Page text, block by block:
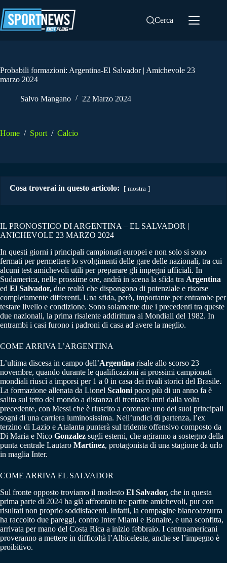
al
contenuto
Cerca
Probabili formazioni: Argentina-El Salvador | Amichevole 23
marzo 2024
Salvo Mangano 22 Marzo 2024
Home / Sport / Calcio
Cosa troverai in questo articolo: mostra
IL PRONOSTICO DI ARGENTINA – EL SALVADOR |
ANICHEVOLE 23 MARZO 2024
In questi giorni i principali campionati europei e non solo si sono
fermati per permettere lo svolgimenti delle gare delle nazionali, tra cui
alcuni test amichevoli utili per preparare gli impegni ufficiali. In
Sudamerica, nelle prossime ore, andrà in scena la sfida tra Argentina
ed El Salvador, due realtà che dispongono di potenziale e risorse
completamente differenti. Una sfida, però, importante per entrambe per
testare livello e condizione. Sono solamente due i precedenti tra queste
due nazionali, la prima risalente addirittura ai Mondiali del 1982. In
entrambi i casi furono i padroni di casa ad avere la meglio.
COME ARRIVA L’ARGENTINA
L’ultima discesa in campo dell’Argentina risale allo scorso 23
novembre, quando durante le qualificazioni ai prossimi campionati
mondiali riuscì a imporsi per 1 a 0 in casa dei rivali storici del Brasile.
La formazione allenata da Lionel Scaloni poco più di un anno fa è
salita sul tetto del mondo a distanza di trentasei anni dalla volta
precedente, con Messi che è riuscito a coronare uno dei suoi principali
sogni di una carriera luminosissima. Nell’undici di partenza, l’ex
terzino di Lazio e Atalanta punterà sul tridente offensivo composto da
Di Maria e Nico Gonzalez sugli esterni, che agiranno a sostegno della
punta centrale Lautaro Martinez, protagonista di una stagione da urlo
in maglia Inter.
COME ARRIVA EL SALVADOR
Sul fronte opposto troviamo il modesto El Salvador, che in questa
prima parte di 2024 ha già affrontato tre partite amichevoli, pur con
risultati non proprio soddisfacenti. Infatti, la compagine biancoazzurra
ha raccolto due pareggi, contro Inter Miami e Bonaire, e una sconfitta,
arrivata per mano del Costa Rica a inizio febbraio. I centroamericani
proveranno a mettere in difficoltà l’Albiceleste, anche se l’impegno è
proibitivo.